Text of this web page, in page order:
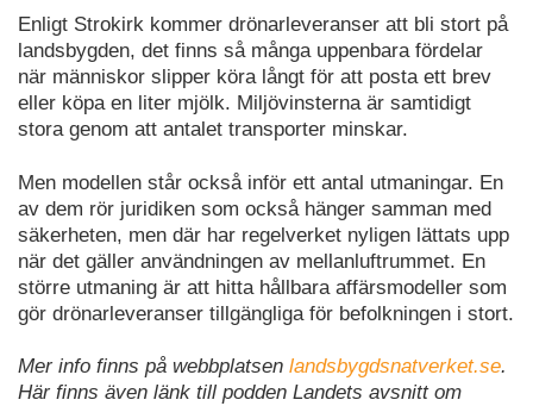
Enligt Strokirk kommer drönarleveranser att bli stort på
landsbygden, det finns så många uppenbara fördelar
när människor slipper köra långt för att posta ett brev
eller köpa en liter mjölk. Miljövinsterna är samtidigt
stora genom att antalet transporter minskar.
Men modellen står också inför ett antal utmaningar. En
av dem rör juridiken som också hänger samman med
säkerheten, men där har regelverket nyligen lättats upp
när det gäller användningen av mellanluftrummet. En
större utmaning är att hitta hållbara affärsmodeller som
gör drönarleveranser tillgängliga för befolkningen i stort.
Mer info finns på webbplatsen landsbygdsnatverket.se.
Här finns även länk till podden Landets avsnitt om